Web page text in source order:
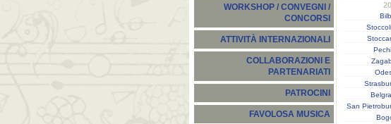
WORKSHOP / CONVEGNI /
CONCORSI
ATTIVITÀ INTERNAZIONALI
COLLABORAZIONI E
PARTENARIATI
PATROCINI
FAVOLOSA MUSICA
San